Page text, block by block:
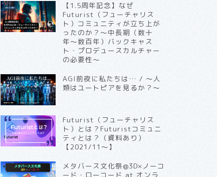
【1.5周年記念】なぜ
Futurist（フューチャリス
ト）コミュニティが立ち上が
ったのか？〜中長期（数十
年〜数百年）バックキャス
ト・プロデュースカルチャー
の必要性〜
AGI前夜に私たちは… / 〜人
類はユートピアを見るか？〜
Futurist（フューチャリス
ト）とは？Futuristコミュニ
ティとは？（資料あり）
【2021/11〜】
メタバース文化祭@3D×ノーコ
ード・ローコード at オンラ